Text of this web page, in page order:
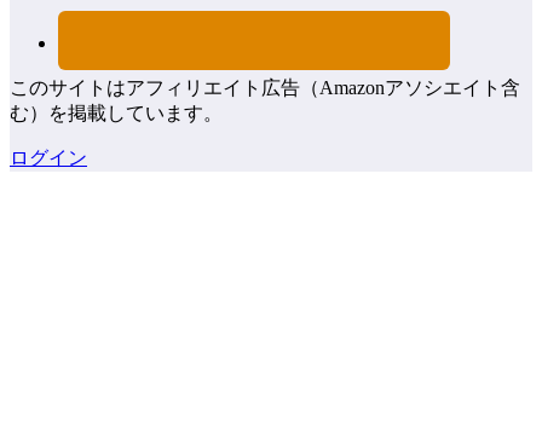
このサイトはアフィリエイト広告（Amazonアソシエイト含
む）を掲載しています。
ログイン